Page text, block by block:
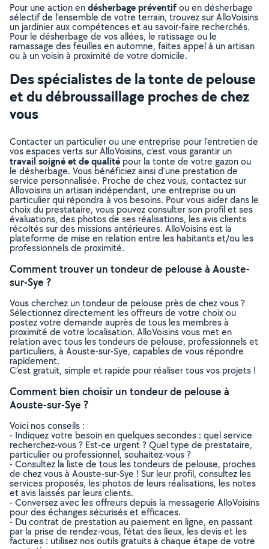
Pour une action endésherbage préventifou en désherbage
sélectif de l’ensemble de votre terrain, trouvez sur AlloVoisins
un jardinier aux compétences et au savoir-faire recherchés.
Pour le désherbage de vos allées, le ratissage ou le
ramassage des feuilles en automne, faites appel à un artisan
ou à un voisin à proximité de votre domicile.
Des spécialistes de la tonte de pelouse
et du débroussaillage proches de chez
vous
Contacter un particulier ou une entreprise pour l’entretien de
vos espaces verts sur AlloVoisins, c’est vous garantir un
travail soigné et de qualité pour la tonte de votre gazon ou
le désherbage. Vous bénéficiez ainsi d’une prestation de
service personnalisée. Proche de chez vous, contactez sur
Allovoisins un artisan indépendant, une entreprise ou un
particulier qui répondra à vos besoins. Pour vous aider dans le
choix du prestataire, vous pouvez consulter son profil et ses
évaluations, des photos de ses réalisations, les avis clients
récoltés sur des missions antérieures. AlloVoisins est la
plateforme de mise en relation entre les habitants et/ou les
professionnels de proximité.
Comment trouver un tondeur de pelouse à Aouste-
sur-Sye ?
Vous cherchez un tondeur de pelouse près de chez vous ?
Sélectionnez directement les offreurs de votre choix ou
postez votre demande auprès de tous les membres à
proximité de votre localisation. AlloVoisins vous met en
relation avec tous les tondeurs de pelouse, professionnels et
particuliers, à Aouste-sur-Sye, capables de vous répondre
rapidement.
C’est gratuit, simple et rapide pour réaliser tous vos projets !
Comment bien choisir un tondeur de pelouse à
Aouste-sur-Sye ?
Voici nos conseils :
- Indiquez votre besoin en quelques secondes : quel service
recherchez-vous ? Est-ce urgent ? Quel type de prestataire,
particulier ou professionnel, souhaitez-vous ?
- Consultez la liste de tous les tondeurs de pelouse, proches
de chez vous à Aouste-sur-Sye ! Sur leur profil, consultez les
services proposés, les photos de leurs réalisations, les notes
et avis laissés par leurs clients.
- Conversez avec les offreurs depuis la messagerie AlloVoisins
pour des échanges sécurisés et efficaces.
- Du contrat de prestation au paiement en ligne, en passant
par la prise de rendez-vous, l’état des lieux, les devis et les
factures : utilisez nos outils gratuits à chaque étape de votre